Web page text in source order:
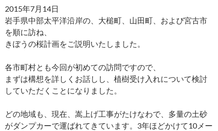
2015年7月14日
岩手県中部太平洋沿岸の、大槌町、山田町、および宮古市
を順に訪ね、
きぼうの桜計画をご説明いたしました。
各市町村とも今回が初めての訪問ですので、
まずは構想を詳しくお話しし、植樹受け入れについて検討
していただくことになりました。
どの地域も、現在、嵩上げ工事がたけなわで、多量の土砂
がダンプカーで運ばれてきています。3年ほどかけて10メー